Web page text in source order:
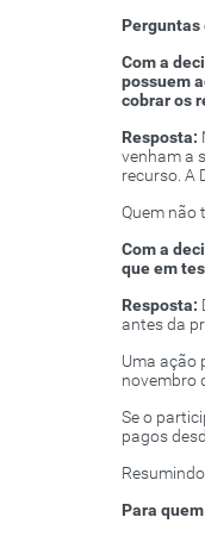
Perguntas
Com a
possuem
cobrar os
Resposta:
venham a
recurso. A
Quem não
Com a
que em
Resposta:
antes da
Uma ação
novembro
Se o
pagos
Para